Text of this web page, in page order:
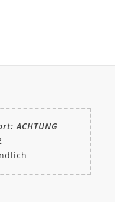
ACHTUNG